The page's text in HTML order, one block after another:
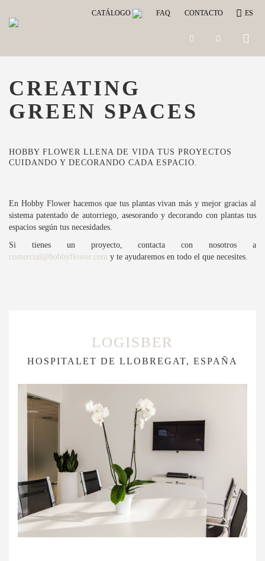
CATÁLOGO FAQ CONTACTO ES
Toggle
CREATING
GREEN SPACES
HOBBY FLOWER LLENA DE VIDA TUS PROYECTOS
CUIDANDO Y DECORANDO CADA ESPACIO.
En Hobby Flower hacemos que tus plantas vivan más y mejor gracias al
sistema patentado de autorriego, asesorando y decorando con plantas tus
espacios según tus necesidades.
Si tienes un proyecto, contacta con nosotros a
comercial@hobbyflower.com y te ayudaremos en todo el que necesites.
LOGISBER
HOSPITALET DE LLOBREGAT, ESPAÑA